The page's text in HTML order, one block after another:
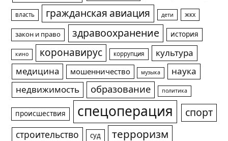
власть гражданская авиация дети жкх
закон и право здравоохранение история
кино коронавирус коррупция
культура
медицина
мошенничество музыка
наука
недвижимость
образование политика
происшествия спецоперация спорт
строительство суд терроризм